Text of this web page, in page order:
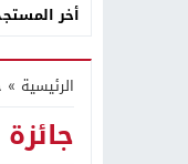
أخر
الرئيسية »